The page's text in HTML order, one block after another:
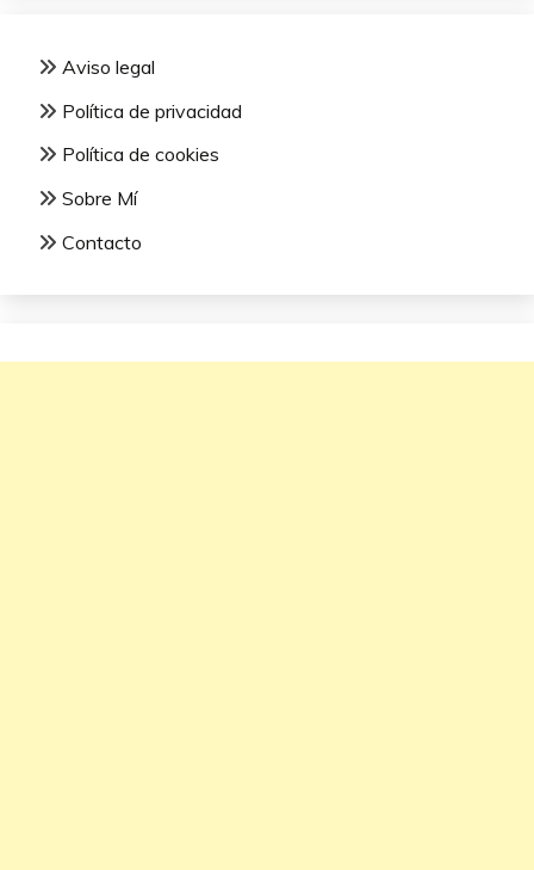
Aviso legal
Política de privacidad
Política de cookies
Sobre Mí
Contacto